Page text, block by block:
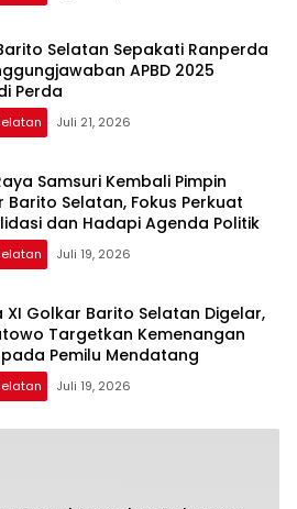
Selatan Sepakati Ranperda
APBD 2025
Perda
Juli 21, 2026
Samsuri Kembali Pimpin
Barito Selatan, Fokus Perkuat
dan Hadapi Agenda Politik
Juli 19, 2026
XI Golkar Barito Selatan Digelar,
Targetkan Kemenangan
Pemilu Mendatang
Juli 19, 2026